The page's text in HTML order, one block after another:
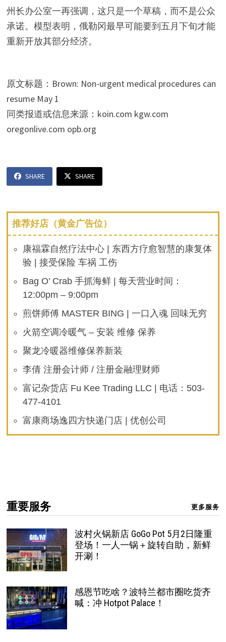
州长办公室一再强调，这只是一个草稿，而不是公众
承诺。模型表明，俄勒冈最早可能要到五月下旬才能
重新开放其部分经济。
原文标题：Brown: Non-urgent medical procedures can
resume May 1
同类报道或信息来源：koin.com kgw.com
oregonlive.com opb.org
SHARE SHARE
推荐好店（黄金广告位）
康福霖自然疗法中心 | 东西方疗愈智慧的康复体
验 | 接受保险 车祸 工伤
Bag O’ Crab 手抓海鲜 | 每天营业时间：
12:00pm – 9:00pm
煎饼师傅 MASTER BING | 一口入魂 回味无穷
火箭空调冷暖气 – 安装 维修 保养
聚龙冷暖器维修保养新装
李倩 注册会计师 / 注册金融理财师
富记杂货店 Fu Kee Trading LLC | 电话：503-
477-4101
富康商场逸四方快递门店 | 优创公司
重要服务 更多服务
波村火锅新店 GoGo Pot 5月2日隆重
登场！一人一锅＋旋转自助，新鲜
开涮！
感恩节吃啥？波特兰都市圈吃货齐
喊：冲 Hotpot Palace！